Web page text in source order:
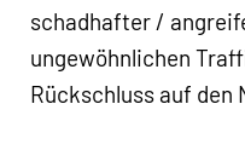
schadhafter /
ungewöhnlichen
Rückschluss auf den